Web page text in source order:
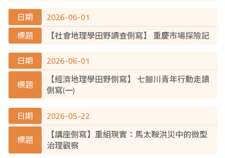
2026-06-01
【社會地理學田野調查側寫】 重慶市場探險記
2026-06-01
【經濟地理學田野側寫】 七腳川青年行動走讀
側寫(一)
2026-05-22
【講座側寫】重組現實：馬太鞍洪災中的微型
治理觀察